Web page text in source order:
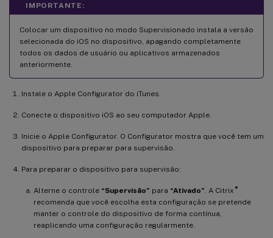
IMPORTANTE:
Colocar um dispositivo no modo Supervisionado instala a versão
selecionada do iOS no dispositivo, apagando completamente
todos os dados de usuário ou aplicativos armazenados
anteriormente.
Instale o Apple Configurator do iTunes.
Conecte o dispositivo iOS ao seu computador Apple.
Inicie o Apple Configurator. O Configurator mostra que você tem um
dispositivo para preparar para supervisão.
Para preparar o dispositivo para supervisão:
Alterne o controle “Supervisão” para “Ativado” . A Citrix ®
recomenda que você escolha esta configuração se pretende
manter o controle do dispositivo de forma contínua,
reaplicando uma configuração regularmente.